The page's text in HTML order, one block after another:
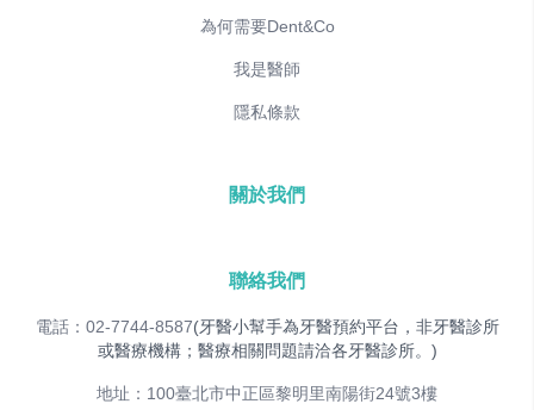
為何需要Dent&Co
我是醫師
隱私條款
關於我們
聯絡我們
電話：02-7744-8587(牙醫小幫手為牙醫預約平台，非牙醫診所
或醫療機構；醫療相關問題請洽各牙醫診所。)
地址：100臺北市中正區黎明里南陽街24號3樓